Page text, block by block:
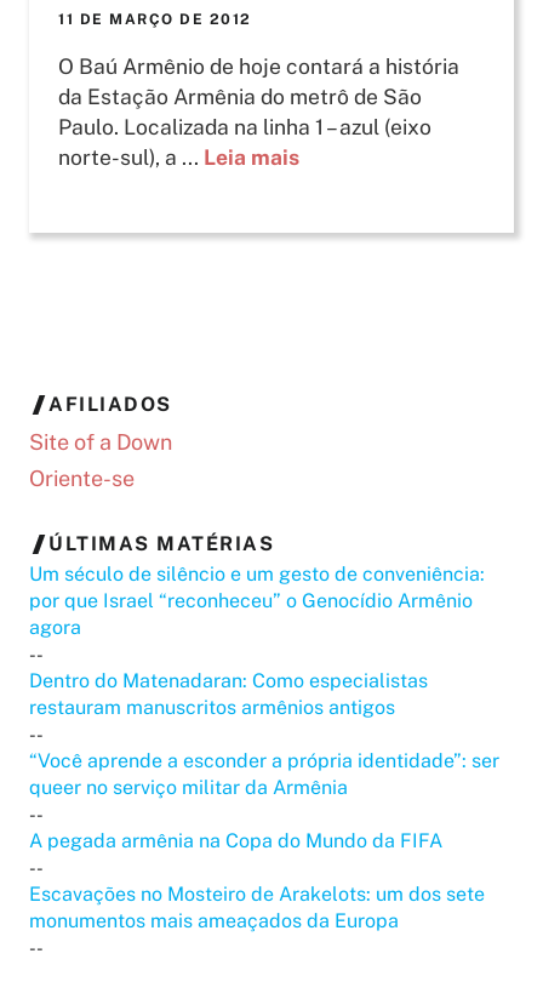
11 DE MARÇO DE 2012
O Baú Armênio de hoje contará a história
da Estação Armênia do metrô de São
Paulo. Localizada na linha 1 – azul (eixo
norte-sul), a ... Leia mais
AFILIADOS
Site of a Down
Oriente-se
ÚLTIMAS MATÉRIAS
Um século de silêncio e um gesto de conveniência:
por que Israel “reconheceu” o Genocídio Armênio
agora
--
Dentro do Matenadaran: Como especialistas
restauram manuscritos armênios antigos
--
“Você aprende a esconder a própria identidade”: ser
queer no serviço militar da Armênia
--
A pegada armênia na Copa do Mundo da FIFA
--
Escavações no Mosteiro de Arakelots: um dos sete
monumentos mais ameaçados da Europa
--